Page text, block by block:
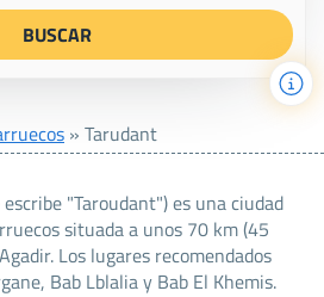
» Tarudant
"Taroudant") es una ciudad
situada a unos 70 km (45
Los lugares recomendados
Bab Lblalia y Bab El Khemis.